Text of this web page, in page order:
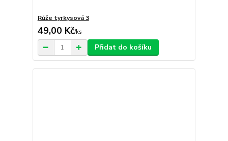
Růže tyrkysová 3
49,00 Kč/ks
Přidat do košíku